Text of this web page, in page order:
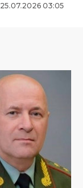
25.07.2026 03:05